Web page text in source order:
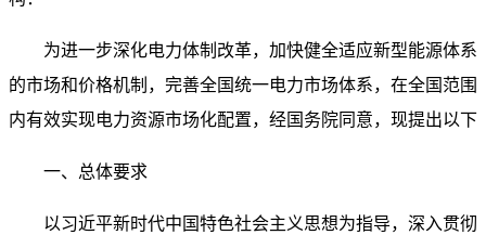
为进一步深化电力体制改革，加快健全适应新型能源体系
的市场和价格机制，完善全国统一电力市场体系，在全国范围
内有效实现电力资源市场化配置，经国务院同意，现提出以下
一、总体要求
以习近平新时代中国特色社会主义思想为指导，深入贯彻